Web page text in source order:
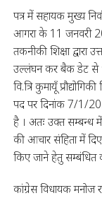
पत्र में सहायक मुख्य
आगरा के 11 जनवरी
तकनीकी शिक्षा द्वारा
उल्लंघन कर बैक डेट से
वि.त्रि कुमायूँ
पद पर दिनांक 7/1/
है । अतः उक्त सम्बन्ध
की आचार संहिता में
किए जाने हेतु सम्बंधित
कांग्रेस विधायक